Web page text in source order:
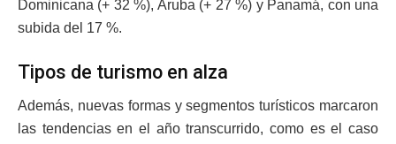
Dominicana (+ 32 %), Aruba (+ 27 %) y Panamá, con una
subida del 17 %.
Tipos de turismo en alza
Además, nuevas formas y segmentos turísticos marcaron
las tendencias en el año transcurrido, como es el caso